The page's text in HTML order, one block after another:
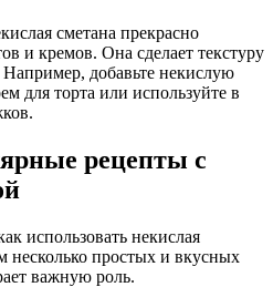
сметана прекрасно
и кремов. Она сделает текстуру
добавьте некислую
для торта или используйте в
рецепты с
использовать некислая
несколько простых и вкусных
важную роль.